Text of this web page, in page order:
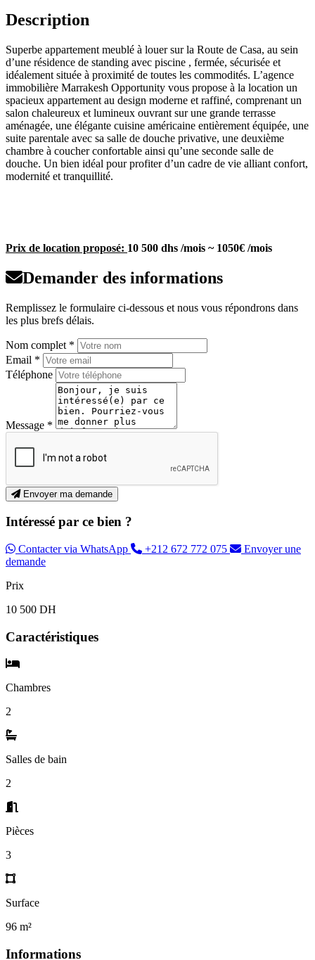
Description
Superbe appartement meublé à louer sur la Route de Casa, au sein
d’une résidence de standing avec piscine , fermée, sécurisée et
idéalement située à proximité de toutes les commodités. L’agence
immobilière Marrakesh Opportunity vous propose à la location un
spacieux appartement au design moderne et raffiné, comprenant un
salon chaleureux et lumineux ouvrant sur une grande terrasse
aménagée, une élégante cuisine américaine entièrement équipée, une
suite parentale avec sa salle de douche privative, une deuxième
chambre à coucher confortable ainsi qu’une seconde salle de
douche. Un bien idéal pour profiter d’un cadre de vie alliant confort,
modernité et tranquillité.
Prix de location proposé: 10 500 dhs /mois ~ 1050€ /mois
Demander des informations
Remplissez le formulaire ci-dessous et nous vous répondrons dans
les plus brefs délais.
Nom complet *
Email *
Téléphone
Message *
Envoyer ma demande
Intéressé par ce bien ?
Contacter via WhatsApp +212 672 772 075
Envoyer une
demande
Prix
10 500 DH
Caractéristiques
Chambres
2
Salles de bain
2
Pièces
3
Surface
96 m²
Informations